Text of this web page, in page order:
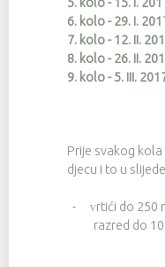
6. kolo - 29. I.
7. kolo - 12. II.
8. kolo - 26. II.
9. kolo - 5. III.
Prije svakog
djecu i to u
- V rtići do 250
razred do